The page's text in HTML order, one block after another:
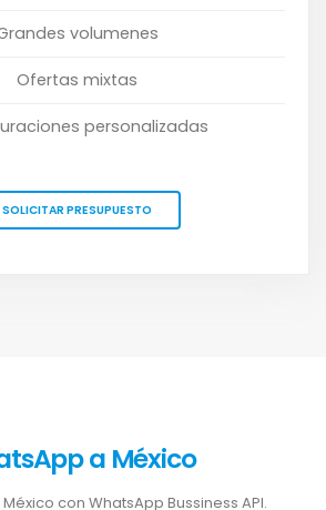
volumenes
Ofertas mixtas
personalizadas
SOLICITAR PRESUPUESTO
a México
con WhatsApp Bussiness API.